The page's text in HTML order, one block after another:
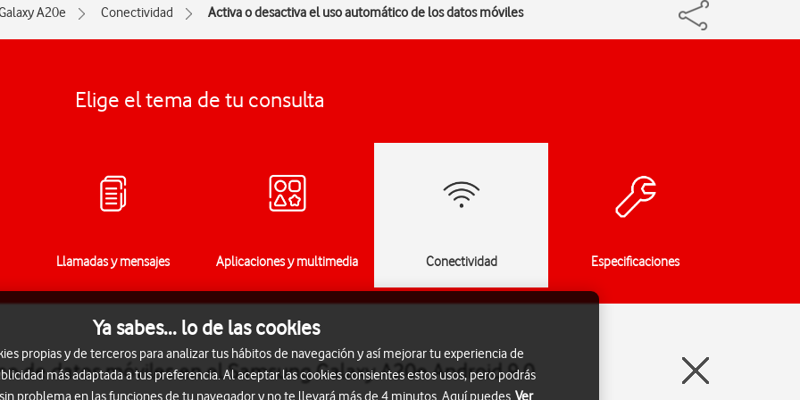
A20e Conectividad Activa o desactiva el uso automático de los datos móviles
Elige el tema de tu consulta
Llamadas y mensajes Aplicaciones y multimedia Conectividad Especificaciones
de datos móviles en el Samsung Galaxy A20e Android 9.0
Ya sabes... lo de las cookies
propias y de terceros para analizar tus hábitos de navegación y así mejorar tu experiencia de
más adaptada a tus preferencia. Al aceptar las cookies consientes estos usos, pero podrás
problema en las funciones de tu navegador y no te llevará más de 4 minutos. Aquí puedes Ver